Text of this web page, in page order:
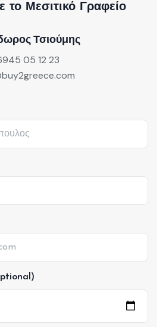
το Μεσιτικό Γραφείο
Τσιούμης
05 12 23